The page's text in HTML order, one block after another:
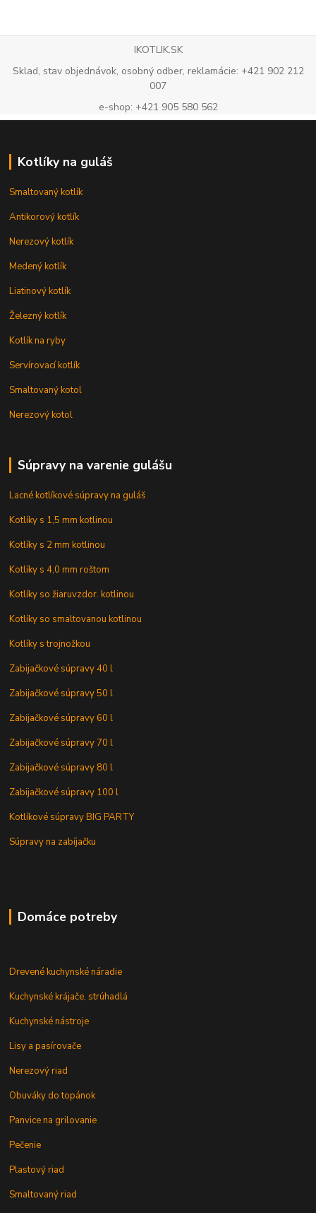
IKOTLIK.SK
Sklad, stav objednávok, osobný odber, reklamácie: +421 902 212
007
e-shop: +421 905 580 562
Kotlíky na guláš
Smaltovaný kotlík
Antikorový kotlík
Nerezový kotlík
Medený kotlík
Liatinový kotlík
Železný kotlík
Kotlík na ryby
Servírovací kotlík
Smaltovaný kotol
Nerezový kotol
Súpravy na varenie gulášu
Lacné kotlíkové súpravy na guláš
Kotlíky s 1,5 mm kotlinou
Kotlíky s 2 mm kotlinou
Kotlíky s 4,0 mm roštom
Kotlíky so žiaruvzdor. kotlinou
Kotlíky so smaltovanou kotlinou
Kotlíky s trojnožkou
Zabijačkové súpravy 40 l
Zabijačkové súpravy 50 l
Zabijačkové súpravy 60 l
Zabijačkové súpravy 70 l
Zabijačkové súpravy 80 l
Zabijačkové súpravy 100 l
Kotlíkové súpravy BIG PARTY
Súpravy na zabíjačku
Domáce potreby
Drevené kuchynské náradie
Kuchynské krájače, strúhadlá
Kuchynské nástroje
Lisy a pasírovače
Nerezový riad
Obuváky do topánok
Panvice na grilovanie
Pečenie
Plastový riad
Smaltovaný riad